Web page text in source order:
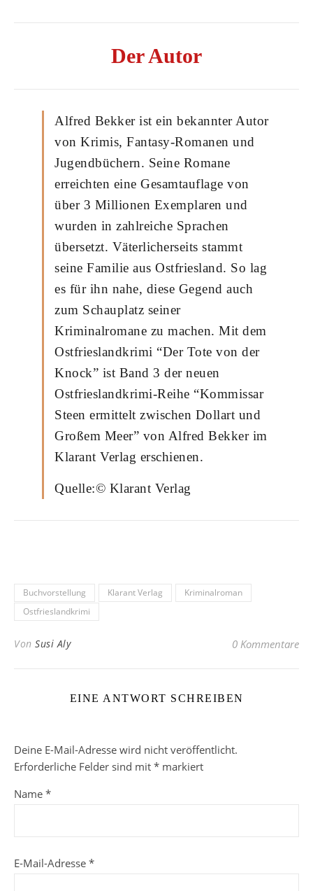
Der Autor
Alfred Bekker ist ein bekannter Autor
von Krimis, Fantasy-Romanen und
Jugendbüchern. Seine Romane
erreichten eine Gesamtauflage von
über 3 Millionen Exemplaren und
wurden in zahlreiche Sprachen
übersetzt. Väterlicherseits stammt
seine Familie aus Ostfriesland. So lag
es für ihn nahe, diese Gegend auch
zum Schauplatz seiner
Kriminalromane zu machen. Mit dem
Ostfrieslandkrimi “Der Tote von der
Knock” ist Band 3 der neuen
Ostfrieslandkrimi-Reihe “Kommissar
Steen ermittelt zwischen Dollart und
Großem Meer” von Alfred Bekker im
Klarant Verlag erschienen.
Quelle:© Klarant Verlag
Buchvorstellung Klarant Verlag
Kriminalroman
Ostfrieslandkrimi
Von Susi Aly 0 Kommentare
EINE ANTWORT SCHREIBEN
Deine E-Mail-Adresse wird nicht veröffentlicht.
Erforderliche Felder sind mit * markiert
Name *
E-Mail-Adresse *